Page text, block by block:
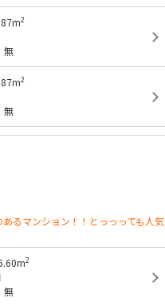
2
無
2
無
るマンション！！とっっっても人気
2
無